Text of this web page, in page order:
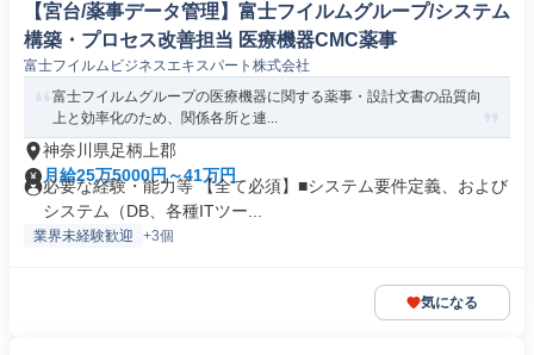
【宮台/薬事データ管理】富士フイルムグループ/システム
構築・プロセス改善担当 医療機器CMC薬事
富士フイルムビジネスエキスパート株式会社
富士フイルムグループの医療機器に関する薬事・設計文書の品質向
上と効率化のため、関係各所と連...
神奈川県足柄上郡
月給25万5000円～41万円
必要な経験・能力等 【全て必須】■システム要件定義、および
システム（DB、各種ITツー...
業界未経験歓迎 +3個
気になる